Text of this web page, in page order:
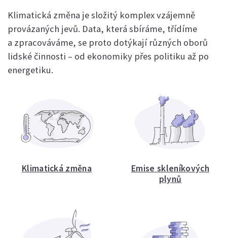
Klimatická změna je složitý komplex vzájemně
provázaných jevů. Data, která sbíráme, třídíme
a zpracováváme, se proto dotýkají různých oborů
lidské činnosti – od ekonomiky přes politiku až po
energetiku.
Klimatická změna
Emise skleníkových
plynů